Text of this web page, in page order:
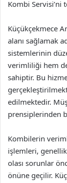
Kombi Servisi’ni
Küçükçekmece
alanı sağlamak
sistemlerinin
verimliliği hem
sahiptir. Bu
edilmektedir.
prensiplerinden
Kombilerin
işlemleri,
olası sorunlar
önüne geçilir.